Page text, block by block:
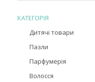
КАТЕГОРІЯ
Дитячі товари
Пазли
Парфумерія
Волосся